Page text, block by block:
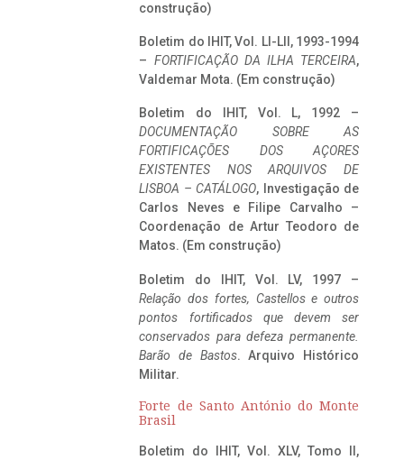
construção)
Boletim do IHIT, Vol. LI-LII, 1993-1994
– FORTIFICAÇÃO DA ILHA TERCEIRA,
Valdemar Mota. (Em construção)
Boletim do IHIT, Vol. L, 1992 –
DOCUMENTAÇÃO SOBRE AS
FORTIFICAÇÕES DOS AÇORES
EXISTENTES NOS ARQUIVOS DE
LISBOA – CATÁLOGO, Investigação de
Carlos Neves e Filipe Carvalho –
Coordenação de Artur Teodoro de
Matos. (Em construção)
Boletim do IHIT, Vol. LV, 1997 –
Relação dos fortes, Castellos e outros
pontos fortificados que devem ser
conservados para defeza permanente.
Barão de Bastos. Arquivo Histórico
Militar.
Forte de Santo António do Monte
Brasil
Boletim do IHIT, Vol. XLV, Tomo II,